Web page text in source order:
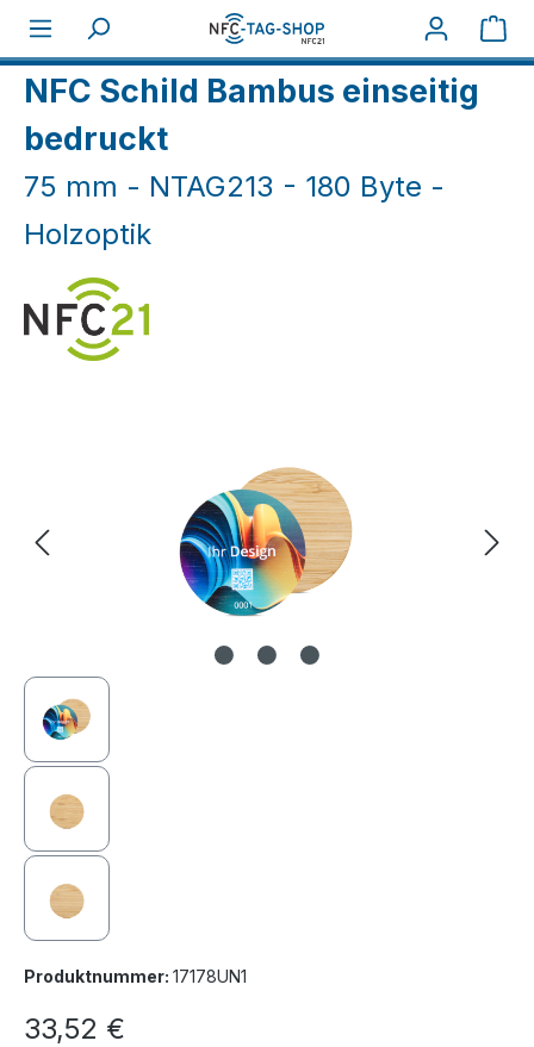
Zum Hauptinhalt springen
NFC Schilder
NFC Schild Bambus einseitig
bedruckt
75 mm - NTAG213 - 180 Byte -
Holzoptik
Produktnummer: 17178UN1
33,52 €